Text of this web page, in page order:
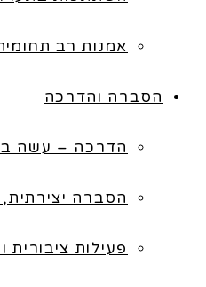
אמנות רב
הסברה והדרכה
הדרכה – עשה
הסברה יצירתית,
פעילות ציבורית